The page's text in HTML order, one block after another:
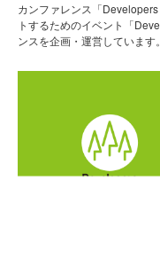
カンファレンス「
トするためのイベント「
ンスを企画・運営しています。